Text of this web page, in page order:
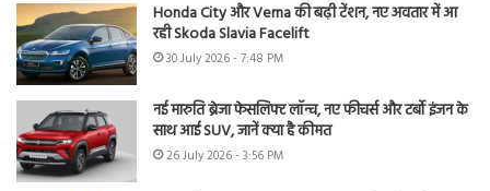
Honda City और Verna की बढ़ी टेंशन, नए अवतार में आ
रही Skoda Slavia Facelift
30 July 2026 - 7:48 PM
नई मारुति ब्रेजा फेसलिफ्ट लॉन्च, नए फीचर्स और टर्बो इंजन के
साथ आई SUV, जानें क्या है कीमत
26 July 2026 - 3:56 PM